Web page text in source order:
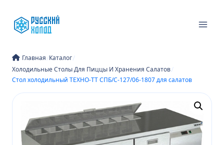
содержимому
Главная/Каталог/
Холодильные Столы Для Пиццы И Хранения Салатов/
Стол холодильный ТЕХНО-ТТ СПБ/С-127/06-1807 для салатов